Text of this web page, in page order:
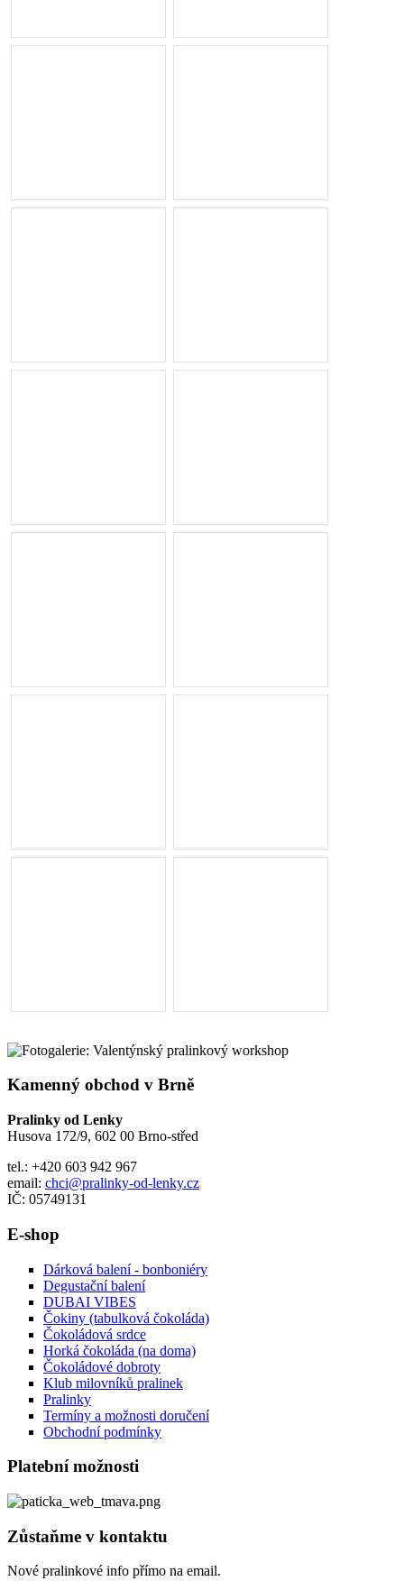
Kamenný obchod v Brně
Pralinky od Lenky
Husova 172/9, 602 00 Brno-střed
tel.: +420 603 942 967
email: chci@pralinky-od-lenky.cz
IČ: 05749131
E-shop
Dárková balení - bonboniéry
Degustační balení
DUBAI VIBES
Čokiny (tabulková čokoláda)
Čokoládová srdce
Horká čokoláda (na doma)
Čokoládové dobroty
Klub milovníků pralinek
Pralinky
Termíny a možnosti doručení
Obchodní podmínky
Platební možnosti
Zůstaňme v kontaktu
Nové pralinkové info přímo na email.